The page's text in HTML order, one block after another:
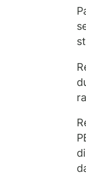
di